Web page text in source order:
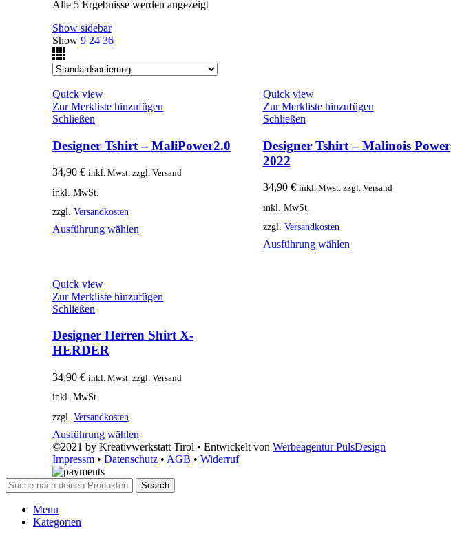
Alle 5 Ergebnisse werden angezeigt
Show sidebar
Show 9 24 36
Quick view
Zur Merkliste hinzufügen
Schließen
Designer Tshirt – MaliPower2.0
34,90 € inkl. Mwst. zzgl. Versand
inkl. MwSt.
zzgl. Versandkosten
Ausführung wählen
Quick view
Zur Merkliste hinzufügen
Schließen
Designer Tshirt – Malinois Power
2022
34,90 € inkl. Mwst. zzgl. Versand
inkl. MwSt.
zzgl. Versandkosten
Ausführung wählen
Quick view
Zur Merkliste hinzufügen
Schließen
Designer Herren Shirt X-
HERDER
34,90 € inkl. Mwst. zzgl. Versand
inkl. MwSt.
zzgl. Versandkosten
Ausführung wählen
©2021 by Kreativwerkstatt Tirol • Entwickelt von Werbeagentur PulsDesign
Impressm • Datenschutz • AGB • Widerruf
Search
Menu
Kategorien